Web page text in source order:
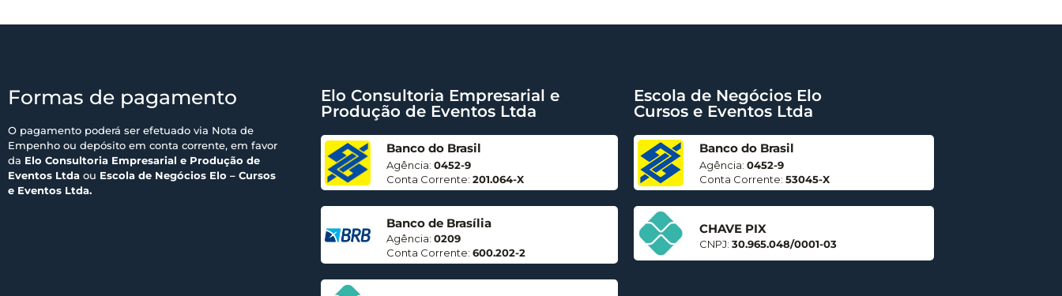
Formas de pagamento
O pagamento poderá ser efetuado via Nota de
Empenho ou depósito em conta corrente, em favor
da Elo Consultoria Empresarial e Produção de
Eventos Ltda ou Escola de Negócios Elo – Cursos
e Eventos Ltda.
Elo Consultoria Empresarial e
Produção de Eventos Ltda
Banco do Brasil
Agência: 0452-9
Conta Corrente: 201.064-X
Banco de Brasília
Agência: 0209
Conta Corrente: 600.202-2
Escola de Negócios Elo
Cursos e Eventos Ltda
Banco do Brasil
Agência:0452-9
Conta Corrente:53045-X
CHAVE PIX
CNPJ:30.965.048/0001-03